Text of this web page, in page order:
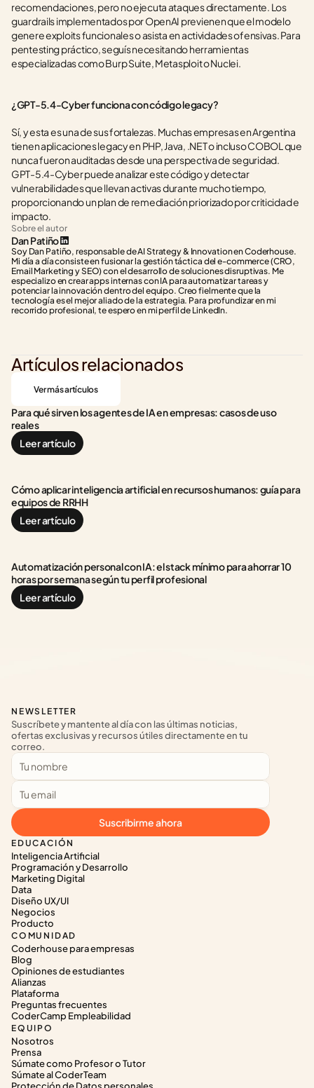
recomendaciones, pero no ejecuta ataques directamente. Los
guardrails implementados por OpenAI previenen que el modelo
genere exploits funcionales o asista en actividades ofensivas. Para
pentesting práctico, seguís necesitando herramientas
especializadas como Burp Suite, Metasploit o Nuclei.
¿GPT-5.4-Cyber funciona con código legacy?
Sí, y esta es una de sus fortalezas. Muchas empresas en Argentina
tienen aplicaciones legacy en PHP, Java, .NET o incluso COBOL que
nunca fueron auditadas desde una perspectiva de seguridad.
GPT-5.4-Cyber puede analizar este código y detectar
vulnerabilidades que llevan activas durante mucho tiempo,
proporcionando un plan de remediación priorizado por criticidad e
impacto.
Sobre el autor
Dan Patiño
Soy Dan Patiño, responsable de AI Strategy & Innovation en Coderhouse.
Mi día a día consiste en fusionar la gestión táctica del e-commerce (CRO,
Email Marketing y SEO) con el desarrollo de soluciones disruptivas. Me
especializo en crear apps internas con IA para automatizar tareas y
potenciar la innovación dentro del equipo. Creo fielmente que la
tecnología es el mejor aliado de la estrategia. Para profundizar en mi
recorrido profesional, te espero en mi perfil de LinkedIn.
Artículos relacionados
Ver más artículos
Para qué sirven los agentes de IA en empresas: casos de uso
reales
Leer artículo
Cómo aplicar inteligencia artificial en recursos humanos: guía para
equipos de RRHH
Leer artículo
Automatización personal con IA: el stack mínimo para ahorrar 10
horas por semana según tu perfil profesional
Leer artículo
EDUCACIÓN
Inteligencia Artificial
Programación y Desarrollo
Marketing Digital
Data
Diseño UX/UI
Negocios
Producto
COMUNIDAD
Coderhouse para empresas
Blog
Opiniones de estudiantes
Alianzas
Plataforma
Preguntas frecuentes
CoderCamp Empleabilidad
EQUIPO
Nosotros
Prensa
Súmate como Profesor o Tutor
Súmate al CoderTeam
NEWSLETTER
Suscríbete y mantente al día con las últimas noticias,
ofertas exclusivas y recursos útiles directamente en tu
correo.
Suscribirme ahora